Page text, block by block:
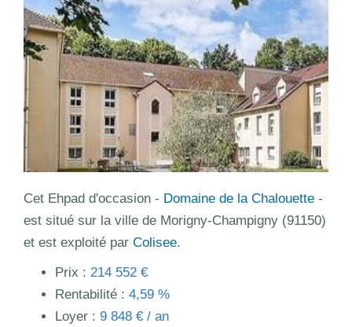
Cet Ehpad d'occasion - Domaine de la Chalouette -
est situé sur la ville de Morigny-Champigny (91150)
et est exploité par Colisee.
Prix : 214 552 €
Rentabilité : 4,59 %
Loyer : 9 848 € / an